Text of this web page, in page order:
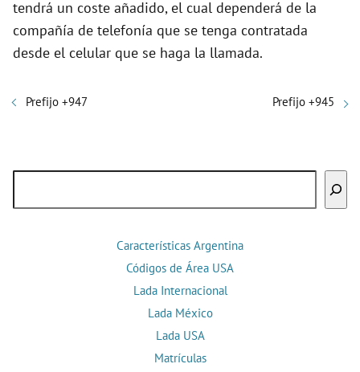
tendrá un coste añadido, el cual dependerá de la
compañía de telefonía que se tenga contratada
desde el celular que se haga la llamada.
Prefijo +947 Prefijo +945
Características Argentina
Códigos de Área USA
Lada Internacional
Lada México
Lada USA
Matrículas